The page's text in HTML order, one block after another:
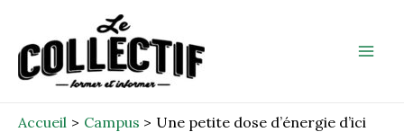
contenu
Accueil Campus Une petite dose d’énergie d’ici
navigation